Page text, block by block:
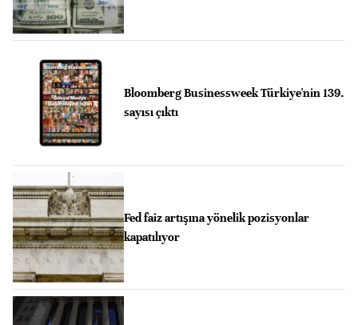
Bloomberg Businessweek Türkiye'nin 139.
sayısı çıktı
Fed faiz artışına yönelik pozisyonlar
kapatılıyor